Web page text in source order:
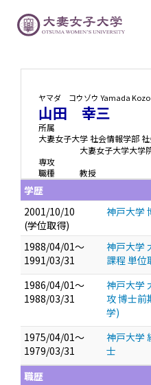
ヤマダ コウゾウ Yamada Kozo
山田 幸三
所属
大妻女子大学 社会情報学部
大妻女子大学大学
専攻
職種
教授
学歴
2001/10/10
(学位取得)
神戸大学
1988/04/01～
1991/03/31
神戸大学
課程 単位
1986/04/01～
1988/03/31
神戸大学
攻 博士前
学)
1975/04/01～
1979/03/31
神戸大学
士
職歴